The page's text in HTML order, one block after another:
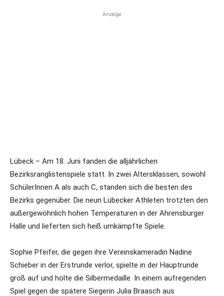
Anzeige
Lübeck – Am 18. Juni fanden die alljährlichen
Bezirksranglistenspiele statt. In zwei Altersklassen, sowohl
SchülerInnen A als auch C, standen sich die besten des
Bezirks gegenüber. Die neun Lübecker Athleten trotzten den
außergewöhnlich hohen Temperaturen in der Ahrensburger
Halle und lieferten sich heiß umkämpfte Spiele.
Sophie Pfeifer, die gegen ihre Vereinskameradin Nadine
Schieber in der Erstrunde verlor, spielte in der Hauptrunde
groß auf und holte die Silbermedaille. In einem aufregenden
Spiel gegen die spätere Siegerin Julia Braasch aus